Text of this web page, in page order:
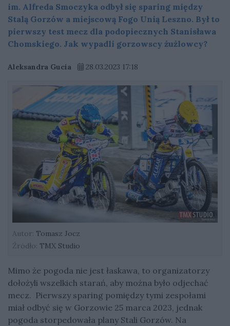
im. Alfreda Smoczyka odbył się sparing między
Stalą Gorzów a miejscową Fogo Unią Leszno. Był to
pierwszy test mecz dla podopiecznych Stanisława
Chomskiego. Jak wypadli gorzowscy żużlowcy?
Aleksandra Gucia 28.03.2023 17:18
Autor: Tomasz Jocz
Źródło: TMX Studio
Mimo że pogoda nie jest łaskawa, to organizatorzy
dołożyli wszelkich starań, aby można było odjechać
mecz. Pierwszy sparing pomiędzy tymi zespołami
miał odbyć się w Gorzowie 25 marca 2023, jednak
pogoda storpedowała plany Stali Gorzów. Na